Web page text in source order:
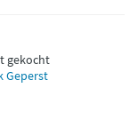
gekocht
Geperst